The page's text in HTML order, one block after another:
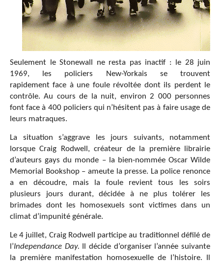
Seulement le Stonewall ne resta pas inactif : le 28 juin
1969, les policiers New-Yorkais se trouvent
rapidement face à une foule révoltée dont ils perdent le
contrôle. Au cours de la nuit, environ 2 000 personnes
font face à 400 policiers qui n’hésitent pas à faire usage de
leurs matraques.
La situation s’aggrave les jours suivants, notamment
lorsque Craig Rodwell, créateur de la première librairie
d’auteurs gays du monde – la bien-nommée Oscar Wilde
Memorial Bookshop – ameute la presse. La police renonce
a en découdre, mais la foule revient tous les soirs
plusieurs jours durant, décidée à ne plus tolérer les
brimades dont les homosexuels sont victimes dans un
climat d’impunité générale.
Le 4 juillet, Craig Rodwell participe au traditionnel défilé de
l’Independance Day.
Il décide d’organiser l’année suivante
la première manifestation homosexuelle de l’histoire. Il